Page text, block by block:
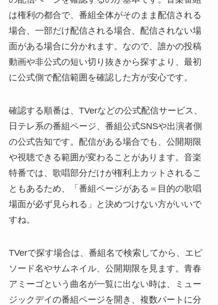
は権利の都合で、番組全体がそのまま配信される
場合、一部だけ配信される場合、配信されない場
面がある場合に分かれます。なので、誰かの投稿
動画や非公式の短い切り抜きから探すより、最初
に公式側で配信範囲を確認した方が安心です。
確認する順番は、TVerなどの公式配信サービス、
日テレ系の番組ページ、番組公式SNSや出演者側
の公式告知です。配信がある場合でも、公開期限
や視聴できる範囲が変わることがあります。音楽
特番では、歌唱部分だけが権利上カットされるこ
ともあるため、「番組ページがある＝目的の歌唱
場面が必ず見られる」と決めつけない方がいいで
すね。
TVerで探す場合は、番組名で検索してから、エピ
ソード名やサムネイル、公開期限を見ます。青春
アミーゴという曲名が一覧に出ない時は、ミュー
ジックデイの番組ページを開き、複数パートに分